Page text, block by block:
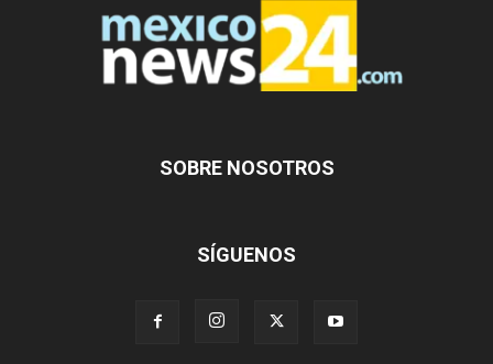
SOBRE NOSOTROS
SÍGUENOS